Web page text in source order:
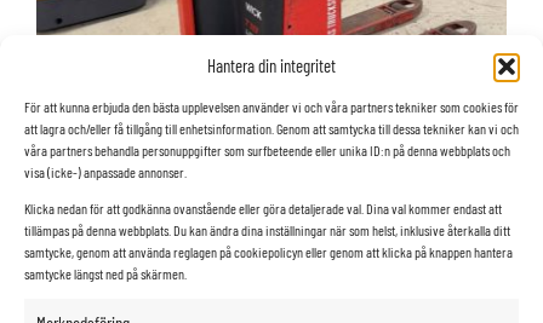
Hantera din integritet
För att kunna erbjuda den bästa upplevelsen använder vi och våra partners tekniker som cookies för
att lagra och/eller få tillgång till enhetsinformation. Genom att samtycka till dessa tekniker kan vi och
våra partners behandla personuppgifter som surfbeteende eller unika ID:n på denna webbplats och
visa (icke-) anpassade annonser.
Klicka nedan för att godkänna ovanstående eller göra detaljerade val. Dina val kommer endast att
tillämpas på denna webbplats. Du kan ändra dina inställningar när som helst, inklusive återkalla ditt
samtycke, genom att använda reglagen på cookiepolicyn eller genom att klicka på knappen hantera
samtycke längst ned på skärmen.
Linde truck T 18